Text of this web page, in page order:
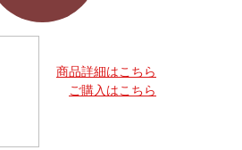
商品詳細はこちら
ご購入はこちら